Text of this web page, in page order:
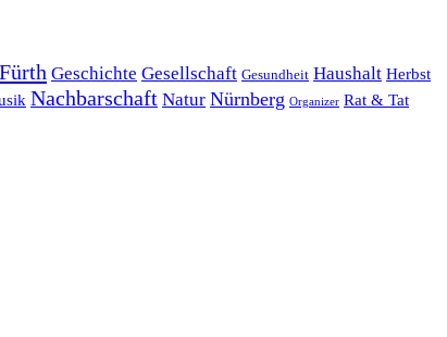
Fürth Geschichte Gesellschaft Gesundheit Haushalt Herbst
Nachbarschaft Natur Nürnberg Organizer Rat & Tat